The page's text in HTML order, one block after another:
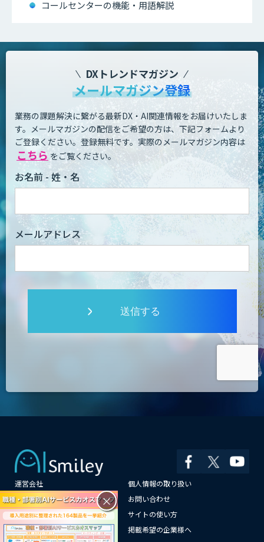
コールセンターの機能・用語解説
DXトレンドマガジン
メールマガジン登録
業務の課題解決に繋がる最新DX・AI関連情報をお届けいたしま
す。 メールマガジンの配信をご希望の方は、下記フォームより
ご登録ください。登録無料です。 実際のメールマガジン内容は
こちら をご覧ください。
お名前 - 姓・名
メールアドレス
送信する
運営会社
個人情報の取り扱い
よくある質問
お問い合わせ
メールマガジン登録
サイトの使い方
情報提供はこちらから
掲載希望の企業様へ
×